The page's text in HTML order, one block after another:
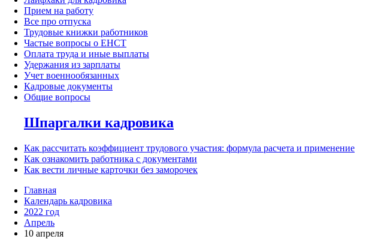
Прием на работу
Все про отпуска
Трудовые книжки работников
Частые вопросы о ЕНСТ
Оплата труда и иные выплаты
Удержания из зарплаты
Учет военнообязанных
Кадровые документы
Общие вопросы
Шпаргалки кадровика
Как рассчитать коэффициент трудового участия: формула расчета и применение
Как ознакомить работника с документами
Как вести личные карточки без заморочек
Главная
Календарь кадровика
2022 год
Апрель
10 апреля